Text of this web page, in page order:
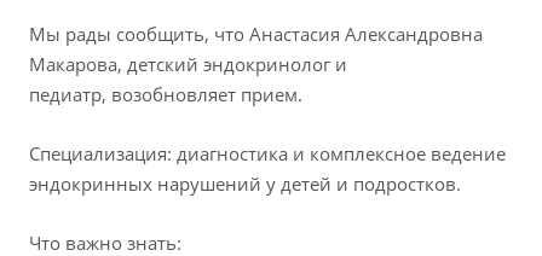
Мы рады сообщить, что Анастасия Александровна
Макарова, детский эндокринолог и
педиатр, возобновляет прием.
Специализация: диагностика и комплексное ведение
эндокринных нарушений у детей и подростков.
Что важно знать: